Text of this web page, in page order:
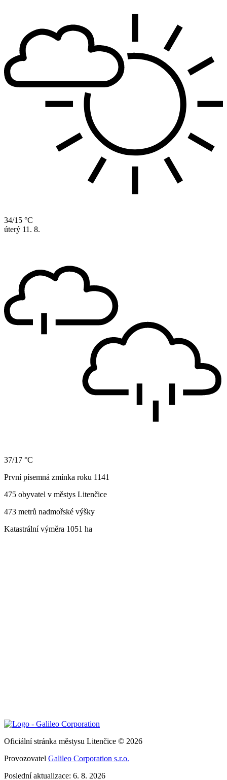
34/15 °C
úterý 11. 8.
37/17 °C
První písemná zmínka roku 1141
475 obyvatel v městys Litenčice
473 metrů nadmořské výšky
Katastrální výměra 1051 ha
Oficiální stránka městysu Litenčice © 2026
Provozovatel Galileo Corporation s.r.o.
Poslední aktualizace: 6. 8. 2026